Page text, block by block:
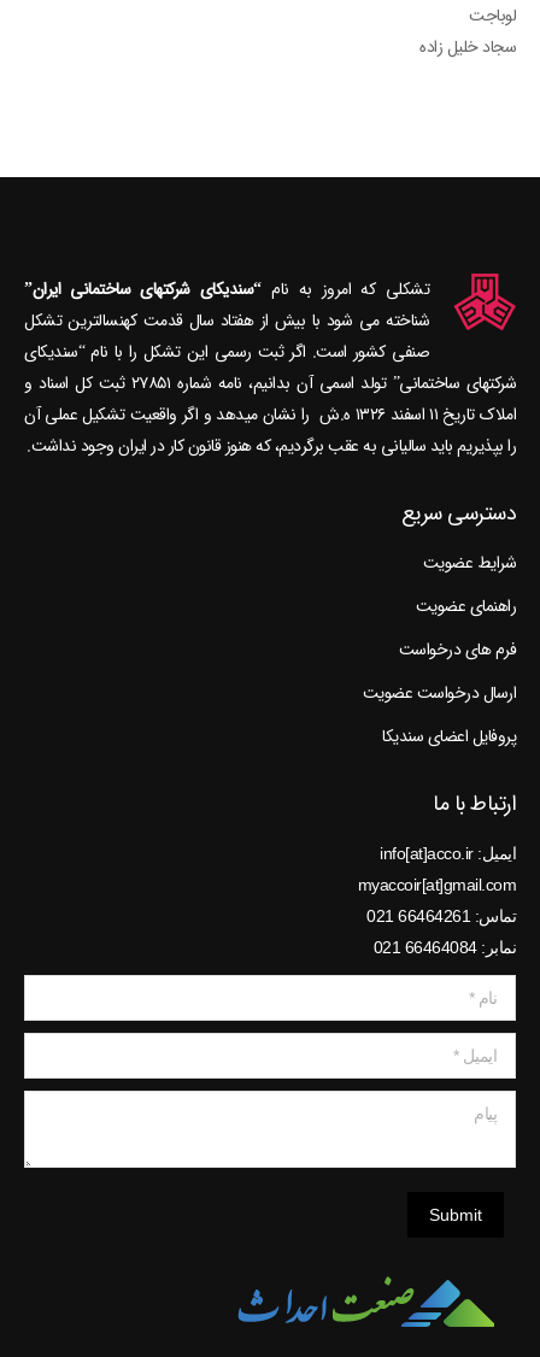
لوباجت
سجاد خلیل زاده
تشکلی که امروز به نام“سندیکای شرکتهای ساختمانی ایران”
شناخته می‎ شود با بیش از هفتاد سال قدمت کهنسال‎ترین تشکل
صنفی کشور است. اگر ثبت رسمی این تشکل را با نام “سندیکای
شرکتهای ساختمانی” تولد اسمی آن بدانیم، نامه شماره ۲۷۸۵۱ ثبت کل اسناد و
املاک تاریخ ۱۱ اسفند ۱۳۲۶ ه.ش را نشان می‎دهد و اگر واقعیت تشکیل عملی آن
را بپذیریم باید سالیانی به عقب برگردیم، که هنوز قانون کار در ایران وجود نداشت.
دسترسی سریع
شرایط عضویت
راهنمای عضویت
فرم های درخواست
ارسال درخواست عضویت
پروفایل اعضای سندیکا
ارتباط با ما
ایمیل: info[at]acco.ir
myaccoir[at]gmail.com
تماس: 66464261 021
نمابر: 66464084 021
نام *
ایمیل *
Submit